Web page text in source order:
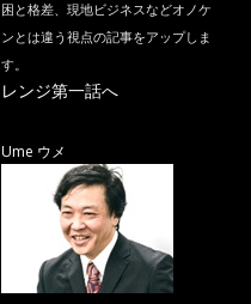
困と格差、現地ビジネスなどオノケ
ンとは違う視点の記事をアップしま
す。
レンジ第一話へ
Ume ウメ